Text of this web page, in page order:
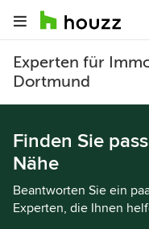
Experten für
Dortmund
Finden Sie
Nähe
Beantworten Sie ein
Experten, die Ihnen